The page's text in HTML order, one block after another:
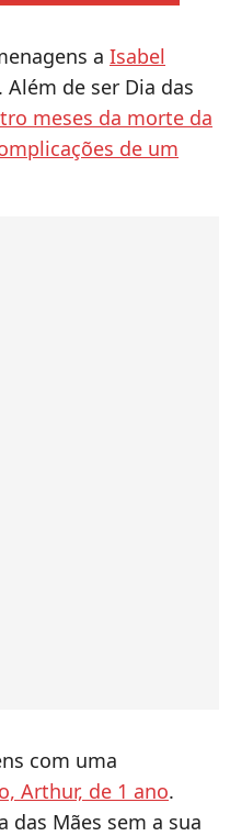
a Isabel
de ser Dia das
meses da morte da
de um
com uma
Arthur, de 1 ano.
das Mães sem a sua